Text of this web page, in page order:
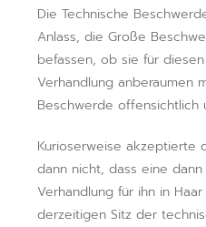
Die Technische
Anlass, die Große
befassen, ob sie für
Verhandlung anberaumen
Beschwerde offensichtlich
Kurioserweise akzeptierte
dann nicht, dass eine
Verhandlung für ihn in
derzeitigen Sitz der